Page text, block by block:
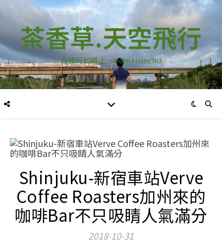
茶香草.天空飛行
在旅行的路上…from Hsinchu
Shinjuku-新宿車站Verve
Coffee Roasters加州來的
咖啡Bar不只吸睛人氣滿分
2018-10-31